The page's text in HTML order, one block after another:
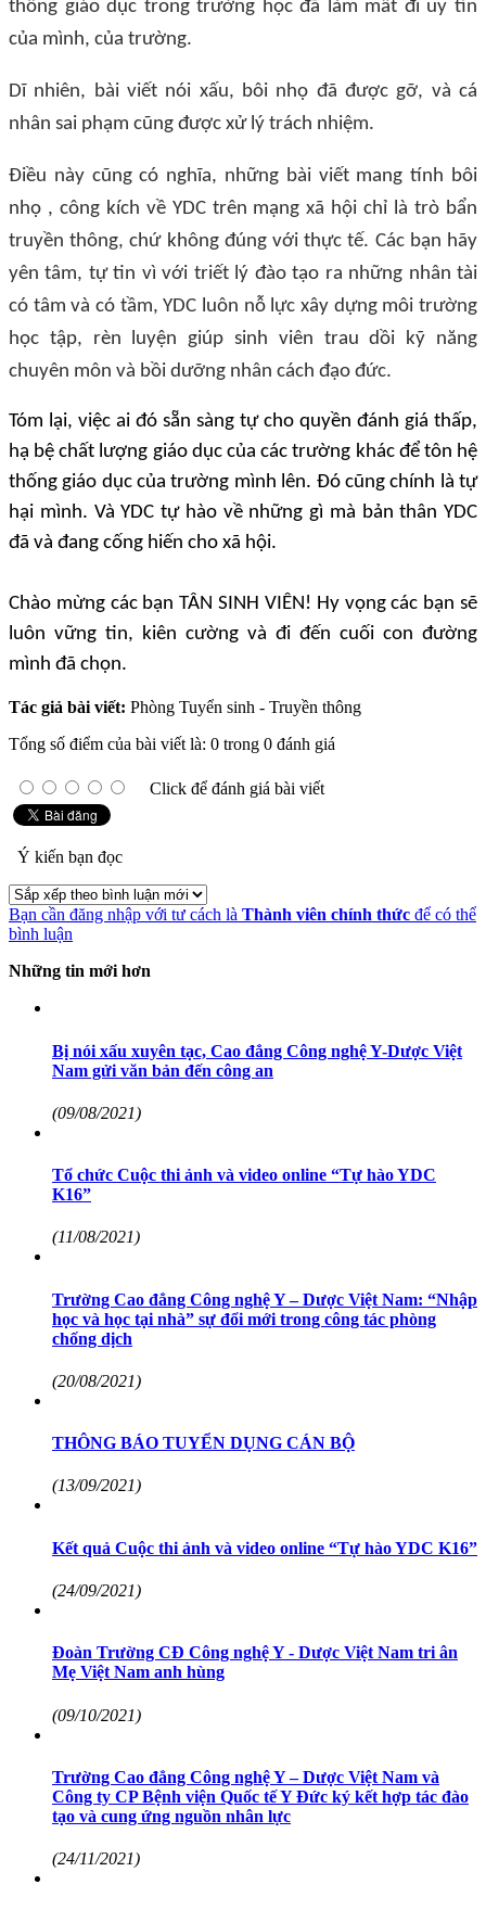
thống giáo dục trong trường học đã làm mất đi uy tín
của mình, của trường.
Dĩ nhiên, bài viết nói xấu, bôi nhọ đã được gỡ, và cá
nhân sai phạm cũng được xử lý trách nhiệm.
Điều này cũng có nghĩa, những bài viết mang tính bôi
nhọ , công kích về YDC trên mạng xã hội chỉ là trò bẩn
truyền thông, chứ không đúng với thực tế. Các bạn hãy
yên tâm, tự tin vì với triết lý đào tạo ra những nhân tài
có tâm và có tầm, YDC luôn nỗ lực xây dựng môi trường
học tập, rèn luyện giúp sinh viên trau dồi kỹ năng
chuyên môn và bồi dưỡng nhân cách đạo đức.
Tóm lại, việc ai đó sẵn sàng tự cho quyền đánh giá thấp,
hạ bệ chất lượng giáo dục của các trường khác để tôn hệ
thống giáo dục của trường mình lên. Đó cũng chính là tự
hại mình. Và YDC tự hào về những gì mà bản thân YDC
đã và đang cống hiến cho xã hội.
Chào mừng các bạn TÂN SINH VIÊN! Hy vọng các bạn sẽ
luôn vững tin, kiên cường và đi đến cuối con đường
mình đã chọn.
Tác giả bài viết: Phòng Tuyển sinh - Truyền thông
Tổng số điểm của bài viết là: 0 trong 0 đánh giá
Click để đánh giá bài viết
Ý kiến bạn đọc
Bạn cần đăng nhập với tư cách là Thành viên chính thức để có thể
bình luận
Những tin mới hơn
Bị nói xấu xuyên tạc, Cao đẳng Công nghệ Y-Dược Việt
Nam gửi văn bản đến công an
(09/08/2021)
Tổ chức Cuộc thi ảnh và video online “Tự hào YDC
K16”
(11/08/2021)
Trường Cao đẳng Công nghệ Y – Dược Việt Nam: “Nhập
học và học tại nhà” sự đổi mới trong công tác phòng
chống dịch
(20/08/2021)
THÔNG BÁO TUYỂN DỤNG CÁN BỘ
(13/09/2021)
Kết quả Cuộc thi ảnh và video online “Tự hào YDC K16”
(24/09/2021)
Đoàn Trường CĐ Công nghệ Y - Dược Việt Nam tri ân
Mẹ Việt Nam anh hùng
(09/10/2021)
Trường Cao đẳng Công nghệ Y – Dược Việt Nam và
Công ty CP Bệnh viện Quốc tế Y Đức ký kết hợp tác đào
tạo và cung ứng nguồn nhân lực
(24/11/2021)